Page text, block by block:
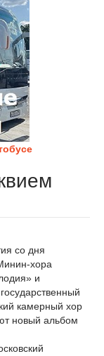
со дня
хора
и
камерный хор
новый альбом